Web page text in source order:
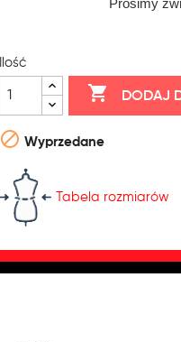
Prosimy
Ilość
 DODAJ
 Wyprzedane
Tabela rozmiarów